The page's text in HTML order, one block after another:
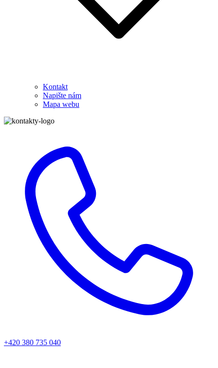
Kontakt
Napište nám
Mapa webu
+420 380 735 040